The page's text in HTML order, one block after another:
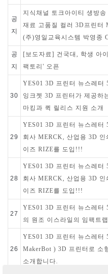
공
지
지식채널 토크아이티 생방송
재료 고품질 컬러 3D프린터
(주)영일교육시스템 박영종
공
지
[보도자료] 건국대, 학생 아
팩토리' 오픈
30
YES01 3D 프린터 뉴스레터
잉크젯 3D 프린터가 제공하
마킹과 퀵 릴리스 지원 소개
29
YES01 3D 프린터 뉴스레터
회사 MERCK, 산업용 3D
이즈 RIZE를 도입!!!
28
YES01 3D 프린터 뉴스레터
회사 MERCK, 산업용 3D
이즈 RIZE를 도입!!!
27
YES01 3D 프린터 뉴스레터
의 원조 이스라일의 임팩트
26
YES01 3D 프린터 뉴스레터
MakerBot ) 3D 프린터로 소
소개합니다.